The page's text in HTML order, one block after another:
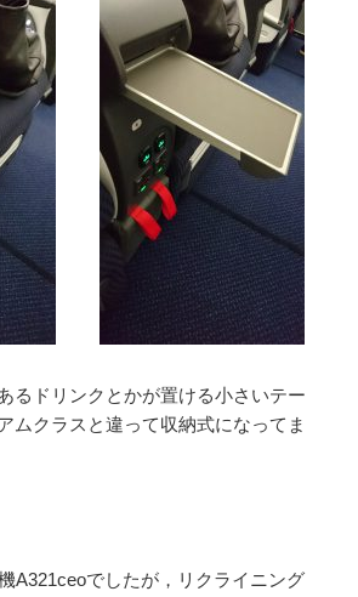
るドリンクとかが置ける小さいテー
ムクラスと違って収納式になってま
A321ceoでしたが，リクライニング